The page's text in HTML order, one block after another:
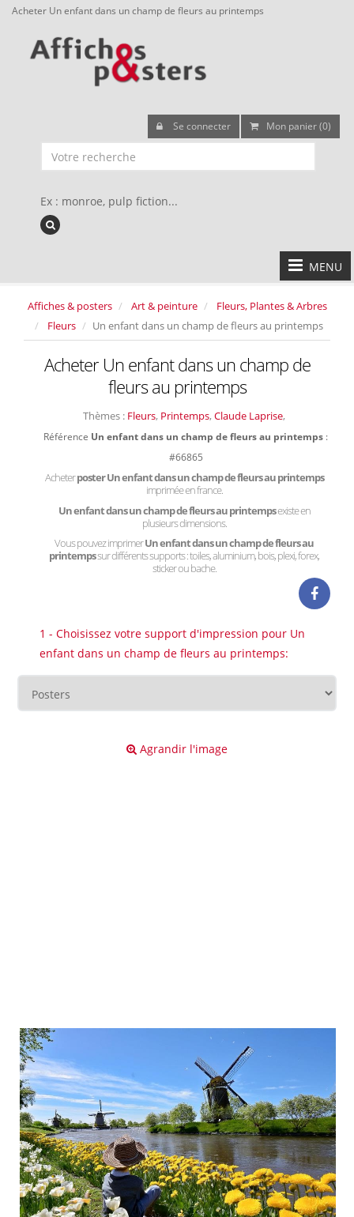
Acheter Un enfant dans un champ de fleurs au printemps
Se connecter Mon panier (0)
Ex : monroe, pulp fiction...
MENU
Affiches & posters Art & peinture
Fleurs, Plantes & Arbres
Fleurs
Un enfant dans un champ de fleurs au printemps
Acheter Un enfant dans un champ de
fleurs au printemps
Thèmes : Fleurs, Printemps, Claude Laprise,
Référence Un enfant dans un champ de fleurs au printemps :
#66865
Acheterposter Un enfant dans un champ de fleurs au printemps
imprimée en france.
Un enfant dans un champ de fleurs au printempsexiste en
plusieurs dimensions.
Vous pouvez imprimerUn enfant dans un champ de fleurs au
printempssur différents supports : toiles, aluminium, bois, plexi, forex,
sticker ou bache.
1 - Choisissez votre support d'impression pour Un
enfant dans un champ de fleurs au printemps:
Agrandir l'image